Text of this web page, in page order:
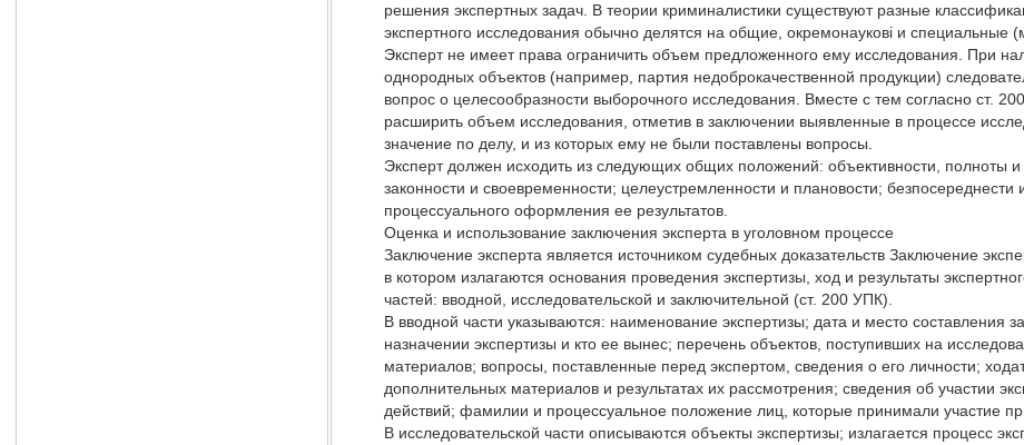
решения экспертных задач. В теории криминалистики существуют разные
экспертного исследования обычно делятся на общие, окремонаукові и специальные
Эксперт не имеет права ограничить объем предложенного ему исследования. При
однородных объектов (например, партия недоброкачественной продукции)
вопрос о целесообразности выборочного исследования. Вместе с тем согласно ст.
расширить объем исследования, отметив в заключении выявленные в процессе
значение по делу, и из которых ему не были поставлены вопросы.
Эксперт должен исходить из следующих общих положений: объективности, полноты и
законности и своевременности; целеустремленности и плановости; безпосереднести
процессуального оформления ее результатов.
Оценка и использование заключения эксперта в уголовном процессе
Заключение эксперта является источником судебных доказательств Заключение
в котором излагаются основания проведения экспертизы, ход и результаты
частей: вводной, исследовательской и заключительной (ст. 200 УПК).
В вводной части указываются: наименование экспертизы; дата и место составления
назначении экспертизы и кто ее вынес; перечень объектов, поступивших на
материалов; вопросы, поставленные перед экспертом, сведения о его личности;
дополнительных материалов и результатах их рассмотрения; сведения об участии
действий; фамилии и процессуальное положение лиц, которые принимали участие
В исследовательской части описываются объекты экспертизы; излагается процесс